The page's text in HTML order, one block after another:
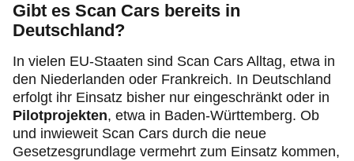
Gibt es Scan Cars bereits in
Deutschland?
In vielen EU-Staaten sind Scan Cars Alltag, etwa in
den Niederlanden oder Frankreich. In Deutschland
erfolgt ihr Einsatz bisher nur eingeschränkt oder in
Pilotprojekten, etwa in Baden-Württemberg. Ob
und inwieweit Scan Cars durch die neue
Gesetzesgrundlage vermehrt zum Einsatz kommen,